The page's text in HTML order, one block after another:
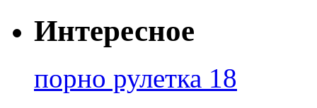
Интересное
порно рулетка 18